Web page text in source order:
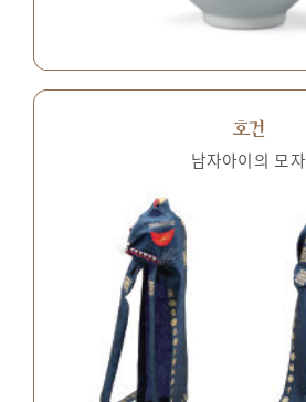
호건
남자아이의 모자